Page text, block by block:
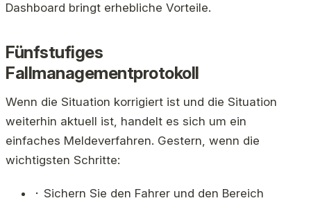
Dashboard bringt erhebliche Vorteile.
Fünfstufiges
Fallmanagementprotokoll
Wenn die Situation korrigiert ist und die Situation
weiterhin aktuell ist, handelt es sich um ein
einfaches Meldeverfahren. Gestern, wenn die
wichtigsten Schritte:
⬝ Sichern Sie den Fahrer und den Bereich